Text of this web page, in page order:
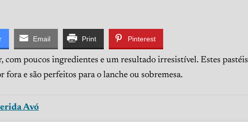
Email Print Pinterest
poucos ingredientes e um resultado irresistível. Estes pastéis
e são perfeitos para o lanche ou sobremesa.
Avó